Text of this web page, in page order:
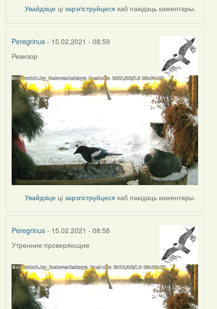
Увайдзіце цізарэгіструйцеся каб пакідаць каментары.
Peregrinus- 15.02.2021 - 08:59
Ревизор
Увайдзіце цізарэгіструйцеся каб пакідаць каментары.
Peregrinus- 15.02.2021 - 08:58
Утренние проверяющие